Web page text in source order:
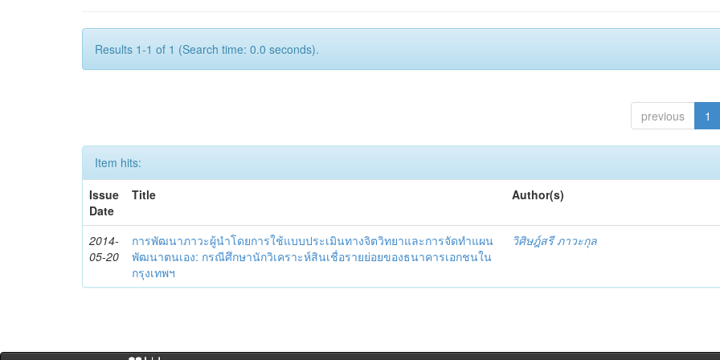
Results 1-1 of 1 (Search time: 0.0 seconds).
previous 1
Item hits:
Issue
Date
Title Author(s)
2014-
05-20
การพัฒนาภาวะผู้นำโดยการใช้แบบประเมินทางจิตวิทยาและการจัดทำแผน
พัฒนาตนเอง: กรณีศึกษานักวิเคราะห์สินเชื่อรายย่อยของธนาคารเอกชนใน
กรุงเทพฯ
วิศิษฎ์สรี ภาวะกุล